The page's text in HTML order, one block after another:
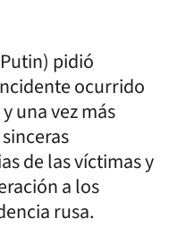
pidió
ocurrido
una vez más
de las víctimas y
a los
rusa.